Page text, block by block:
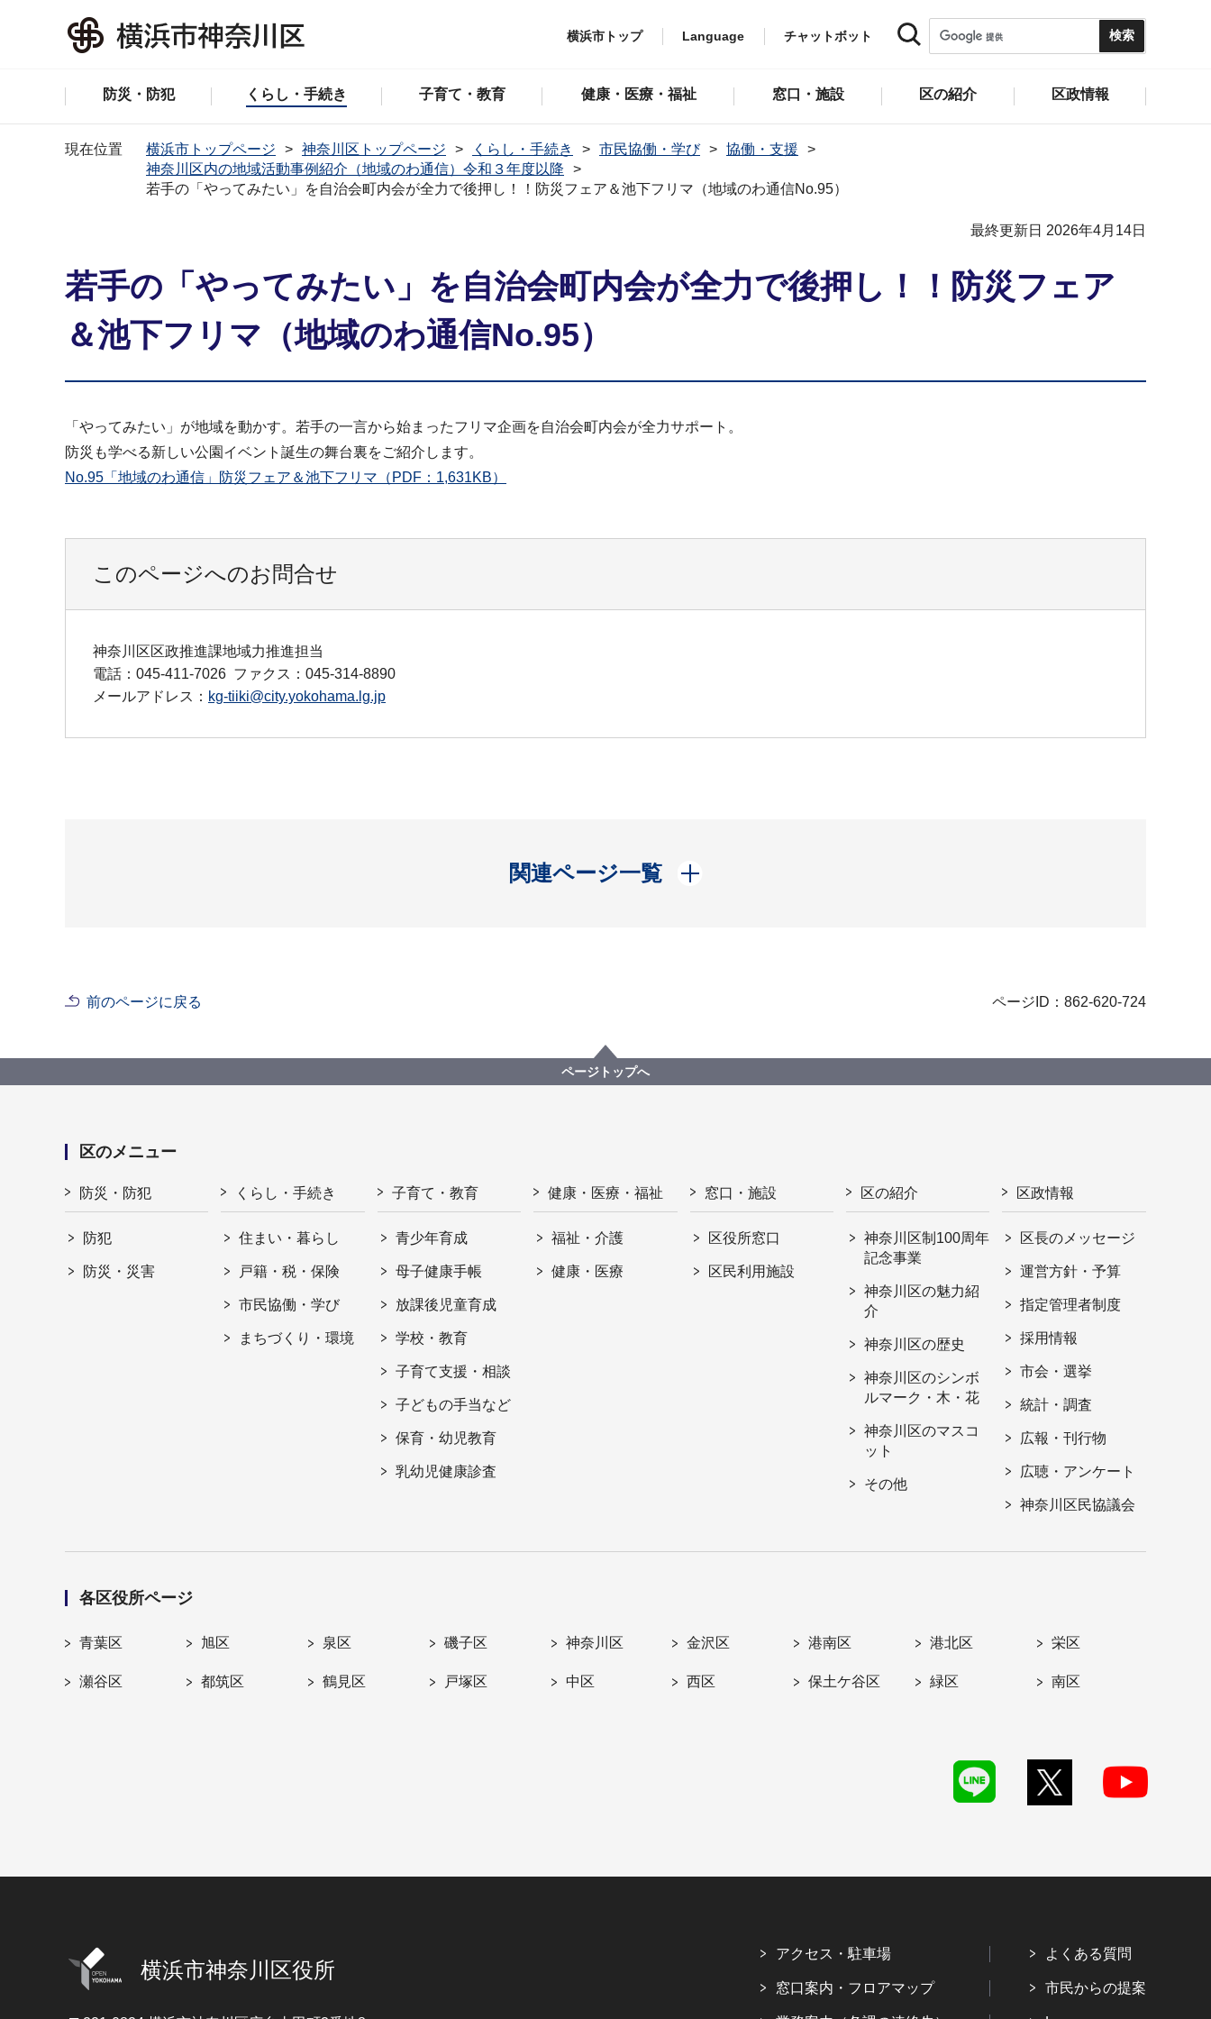
横浜市トップ Language チャットボット
防災・防犯 くらし・手続き 子育て・教育 健康・医療・福祉 窓口・施設 区の紹介 区政情報
現在位置 横浜市トップページ 神奈川区トップページ くらし・手続き 市民協働・学び
協働・支援
神奈川区内の地域活動事例紹介（地域のわ通信）令和３年度以降
若手の「やってみたい」を自治会町内会が全力で後押し！！防災フェア＆池下フリマ（地域のわ通信No.95）
最終更新日 2026年4月14日
若手の「やってみたい」を自治会町内会が全力で後押し！！防災フェア
＆池下フリマ（地域のわ通信No.95）
「やってみたい」が地域を動かす。若手の一言から始まったフリマ企画を自治会町内会が全力サポート。
防災も学べる新しい公園イベント誕生の舞台裏をご紹介します。
No.95「地域のわ通信」防災フェア＆池下フリマ（PDF：1,631KB）
このページへのお問合せ
神奈川区区政推進課地域力推進担当
電話：045-411-7026 ファクス：045-314-8890
メールアドレス： kg-tiiki@city.yokohama.lg.jp
関連ページ一覧
開く
前のページに戻る ページID：862-620-724
ページトップへ
区のメニュー
防災・防犯
防犯
防災・災害
くらし・手続き
住まい・暮らし
戸籍・税・保険
市民協働・学び
まちづくり・環境
子育て・教育
青少年育成
母子健康手帳
放課後児童育成
学校・教育
子育て支援・相談
子どもの手当など
保育・幼児教育
乳幼児健康診査
健康・医療・福祉
福祉・介護
健康・医療
窓口・施設
区役所窓口
区民利用施設
区の紹介
神奈川区制100周年
記念事業
神奈川区の魅力紹
介
神奈川区の歴史
神奈川区のシンボ
ルマーク・木・花
神奈川区のマスコ
ット
その他
区政情報
区長のメッセージ
運営方針・予算
指定管理者制度
採用情報
市会・選挙
統計・調査
広報・刊行物
広聴・アンケート
神奈川区民協議会
各区役所ページ
青葉区 旭区 泉区 磯子区 神奈川区 金沢区 港南区 港北区 栄区
瀬谷区 都筑区 鶴見区 戸塚区 中区 西区 保土ケ谷区 緑区 南区
横浜市神奈川区役所
アクセス・駐車場
窓口案内・フロアマップ
よくある質問
市民からの提案